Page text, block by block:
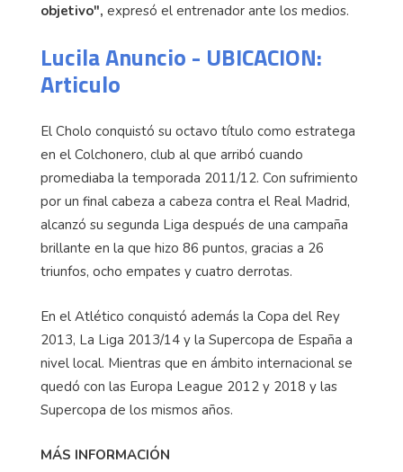
objetivo", expresó el entrenador ante los medios.
Lucila Anuncio - UBICACION:
Articulo
El Cholo conquistó su octavo título como estratega
en el Colchonero, club al que arribó cuando
promediaba la temporada 2011/12. Con sufrimiento
por un final cabeza a cabeza contra el Real Madrid,
alcanzó su segunda Liga después de una campaña
brillante en la que hizo 86 puntos, gracias a 26
triunfos, ocho empates y cuatro derrotas.
En el Atlético conquistó además la Copa del Rey
2013, La Liga 2013/14 y la Supercopa de España a
nivel local. Mientras que en ámbito internacional se
quedó con las Europa League 2012 y 2018 y las
Supercopa de los mismos años.
MÁS INFORMACIÓN